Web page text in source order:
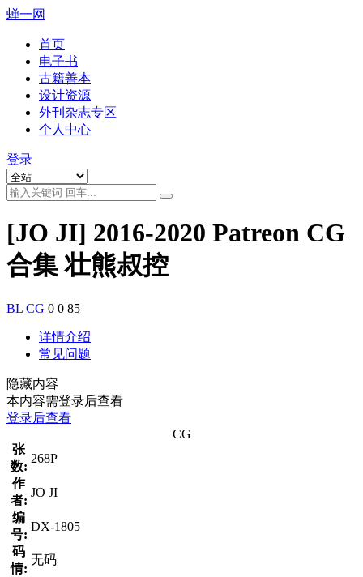
蝉一网
首页
电子书
古籍善本
设计资源
外刊杂志专区
个人中心
登录
[JO JI] 2016-2020 Patreon CG
合集 壮熊叔控
BL CG 0 0 85
详情介绍
常见问题
隐藏内容
本内容需登录后查看
登录后查看
CG
张
数:
268P
作
者:
JO JI
编
号:
DX-1805
码
情:
无码